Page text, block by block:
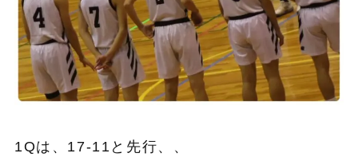
1Qは、17-11と先行、、